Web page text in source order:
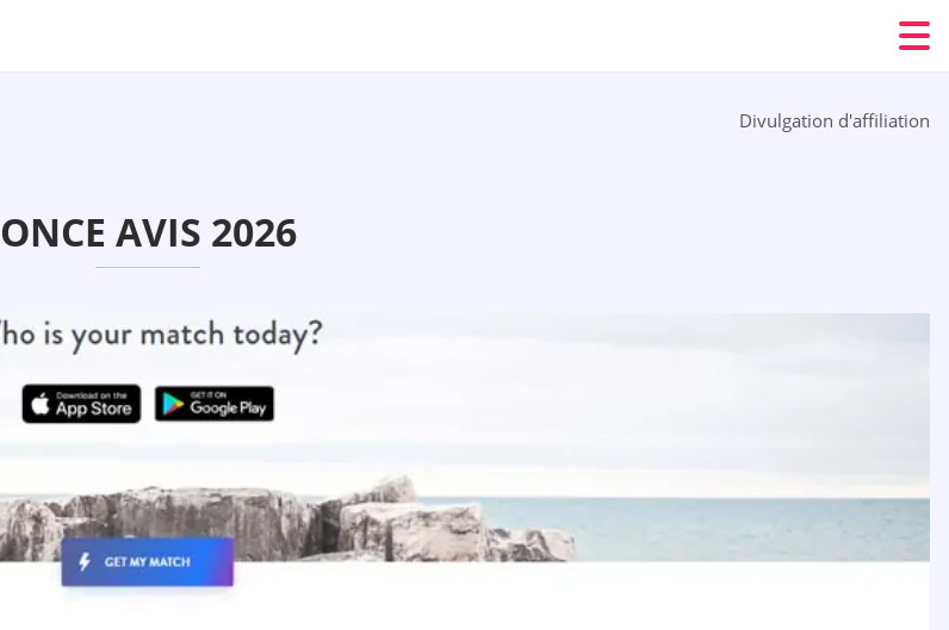
Divulgation d'affiliation
ONCE AVIS 2026